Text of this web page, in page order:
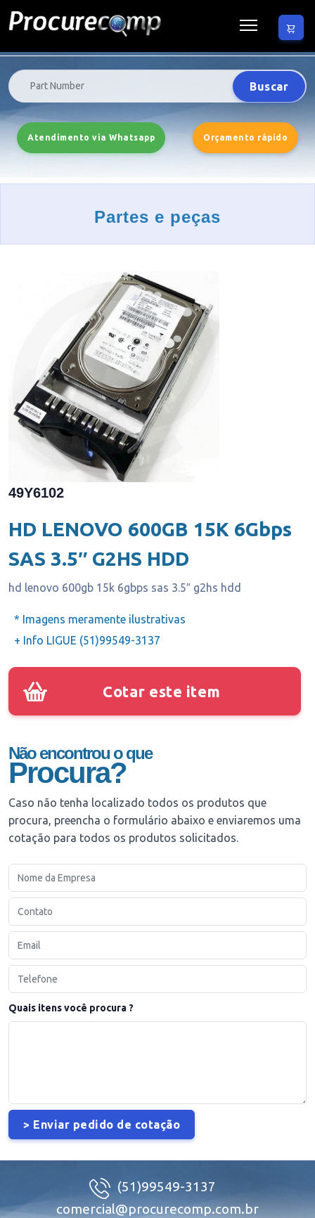
Buscar
Atendimento via Whatsapp Orçamento rápido
Partes e peças
49Y6102
HD LENOVO 600GB 15K 6Gbps
SAS 3.5″ G2HS HDD
hd lenovo 600gb 15k 6gbps sas 3.5″ g2hs hdd
* Imagens meramente ilustrativas
+ Info LIGUE (51)99549-3137
Cotar este item
Não encontrou o que
Procura?
Caso não tenha localizado todos os produtos que
procura, preencha o formulário abaixo e enviaremos uma
cotação para todos os produtos solicitados.
Quais itens você procura ?
(51)99549-3137
comercial@procurecomp.com.br